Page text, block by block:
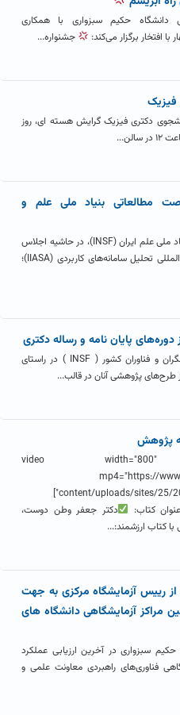
دانشگاه حکیم سبزواری با همکاری
افتخار برگزار می‌کند:
جشنواره...
فیزیک
دکتری فیزیک گرایش هسته ای، روز
مطالعاتی بنیاد ملی علم و
به گزارش روابط‌عمومی بنیاد ملی علم ایران (INSF)، در حاشیه اجلاس
شورای حکام مؤسسه بین‌المللی تحلیل سامانه‌های کاربردی (IIASA)؛
پایان نامه و رساله دکتری
صندوق حمایت از پژوهشگران و فناوران کشور ( INSF ) در راستای
طرح‌های پژوهشی آنان در قالب...
پژوهش
[video width="800"
mp4="https://
content/uploads/sites/25/2024/12/j0LLd45D.mp4"]
دکتر جعفر وطن دوست،
کتاب ارزشمند:...
رییس آزمایشگاه مرکزی به جهت
ای در بین مراکز آزمایشگاهی دانشگاه های
حکیم سبزواری در آخرین ارزیابی عملکرد
فناوری‌های راهبردی معاونت علمی و